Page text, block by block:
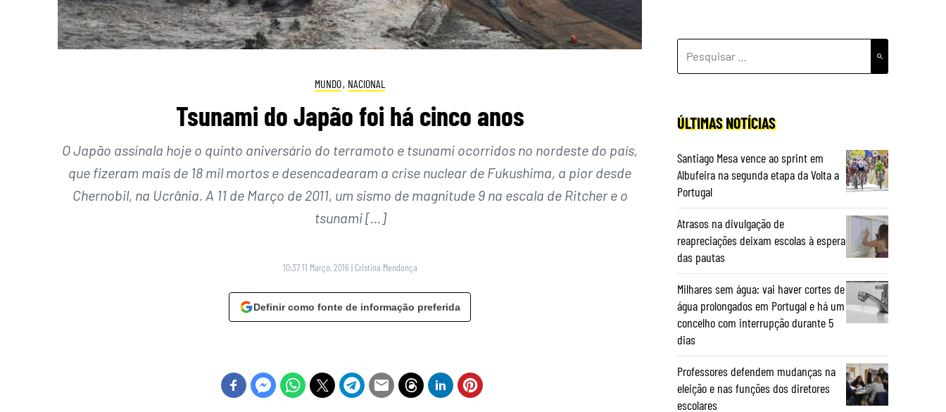
MUNDO, NACIONAL
Tsunami do Japão foi há cinco anos
O Japão assinala hoje o quinto aniversário do terramoto e tsunami ocorridos no nordeste do país,
que fizeram mais de 18 mil mortos e desencadearam a crise nuclear de Fukushima, a pior desde
Chernobil, na Ucrânia. A 11 de Março de 2011, um sismo de magnitude 9 na escala de Ritcher e o
tsunami […]
10:37 11 Março, 2016 | Cristina Mendonça
Definir como fonte de informação preferida
POR:
ÚLTIMAS NOTÍCIAS
Santiago Mesa vence ao sprint em
Albufeira na segunda etapa da Volta a
Portugal
Atrasos na divulgação de
reapreciações deixam escolas à espera
das pautas
Milhares sem água: vai haver cortes de
água prolongados em Portugal e há um
concelho com interrupção durante 5
dias
Professores defendem mudanças na
eleição e nas funções dos diretores
escolares